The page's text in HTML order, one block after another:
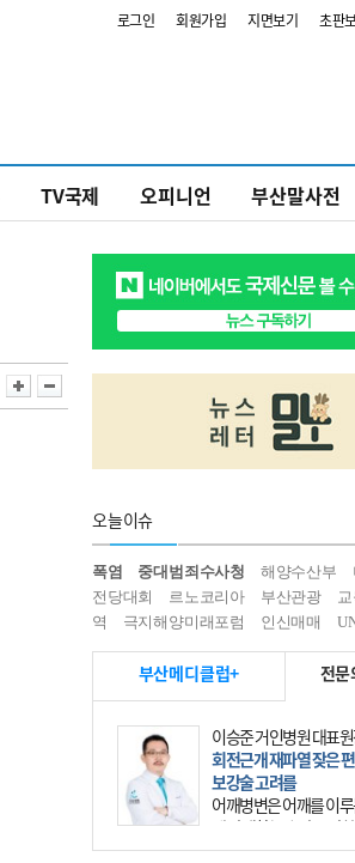
로그인 회원가입 지면보기 초판
TV국제 오피니언 부산말사전
오늘이슈
폭염 중대범죄수사청 해양수산부
전당대회
르노코리아 부산관광
역
극지해양미래포럼 인신매매
부산메디클럽+ 전문
이승준 거인병원 대표
회전근개 재파열 잦은
보강술 고려를
어깨병변은 어깨를 이
에 발생하는 손상을 말
는 오십견과 회전근개